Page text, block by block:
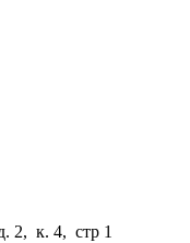
2, к. 4, стр 1